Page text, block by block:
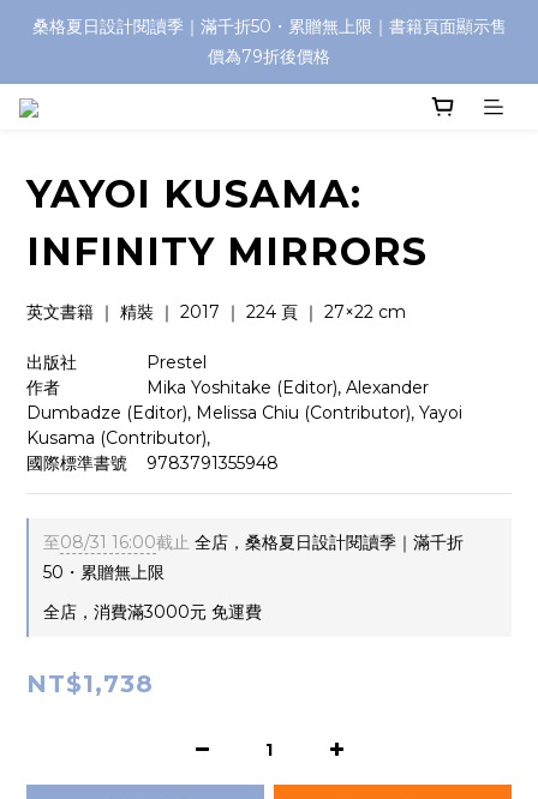
桑格夏日設計閱讀季｜滿千折50・累贈無上限｜書籍頁面顯示售
價為79折後價格
YAYOI KUSAMA:
INFINITY MIRRORS
英文書籍 ｜ 精裝 ｜ 2017 ｜ 224 頁 ｜ 27×22 cm
出版社　　　    Prestel
作者　　　　    Mika Yoshitake (Editor), Alexander
Dumbadze (Editor), Melissa Chiu (Contributor), Yayoi
Kusama (Contributor),
國際標準書號    9783791355948
至08/31 16:00截止 全店，桑格夏日設計閱讀季｜滿千折
50・累贈無上限
全店，消費滿3000元 免運費
NT$1,738